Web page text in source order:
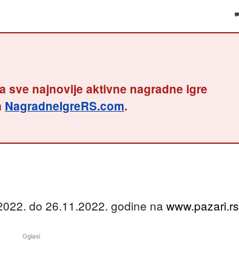
sve najnovije aktivne nagradne igre
NagradneIgreRS.com.
do 26.11.2022. godine na www.pazari.rs
Oglasi